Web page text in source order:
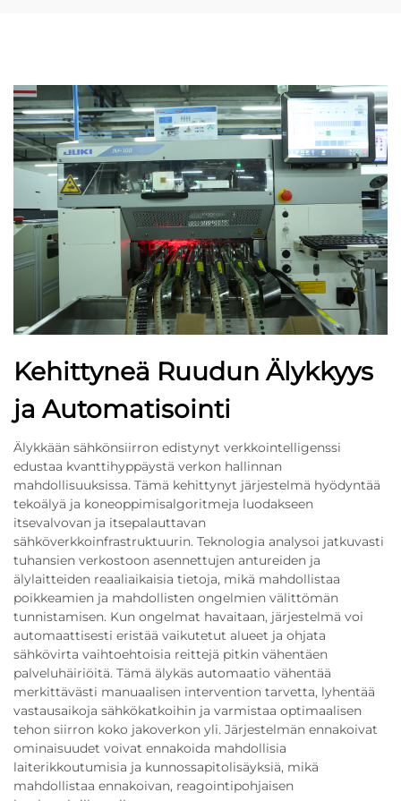
Kehittyneä Ruudun Älykkyys
ja Automatisointi
Älykkään sähkönsiirron edistynyt verkkointelligenssi
edustaa kvanttihyppäystä verkon hallinnan
mahdollisuuksissa. Tämä kehittynyt järjestelmä hyödyntää
tekoälyä ja koneoppimisalgoritmeja luodakseen
itsevalvovan ja itsepalauttavan
sähköverkkoinfrastruktuurin. Teknologia analysoi jatkuvasti
tuhansien verkostoon asennettujen antureiden ja
älylaitteiden reaaliaikaisia tietoja, mikä mahdollistaa
poikkeamien ja mahdollisten ongelmien välittömän
tunnistamisen. Kun ongelmat havaitaan, järjestelmä voi
automaattisesti eristää vaikutetut alueet ja ohjata
sähkövirta vaihtoehtoisia reittejä pitkin vähentäen
palveluhäiriöitä. Tämä älykäs automaatio vähentää
merkittävästi manuaalisen intervention tarvetta, lyhentää
vastausaikoja sähkökatkoihin ja varmistaa optimaalisen
tehon siirron koko jakoverkon yli. Järjestelmän ennakoivat
ominaisuudet voivat ennakoida mahdollisia
laiterikkoutumisia ja kunnossapitolisäyksiä, mikä
mahdollistaa ennakoivan, reagointipohjaisen